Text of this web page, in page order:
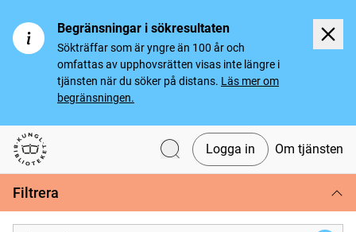
Begränsningar i sökresultaten
Sökträffar som är yngre än 100 år och
omfattas av upphovsrätten visas inte längre i
tjänsten när du söker på distans. Läs mer om
begränsningen.
Svenska tidningar
Logga in Om tjänsten
Filtrera